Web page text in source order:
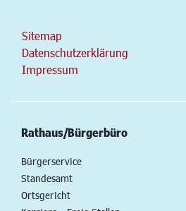
Sitemap
Datenschutzerklärung
Impressum
Rathaus/Bürgerbüro
Bürgerservice
Standesamt
Ortsgericht